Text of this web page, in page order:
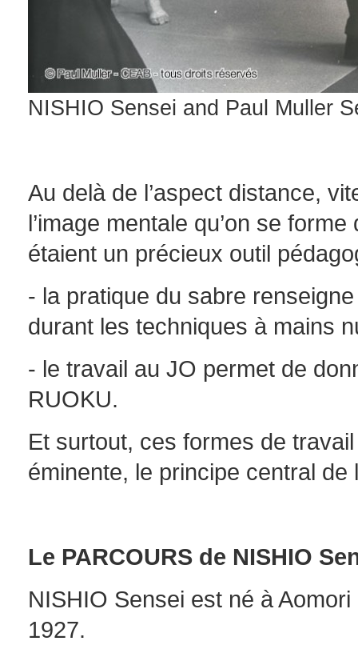
NISHIO Sensei and Paul Muller
Au delà de l’aspect distance,
l’image mentale qu’on se
étaient un précieux outil
- la pratique du sabre
durant les techniques à mains
- le travail au JO permet de
RUOKU.
Et surtout, ces formes de
éminente, le principe central de
Le PARCOURS de NISHIO
NISHIO Sensei est né à
1927.